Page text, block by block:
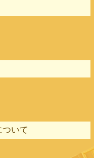
いて